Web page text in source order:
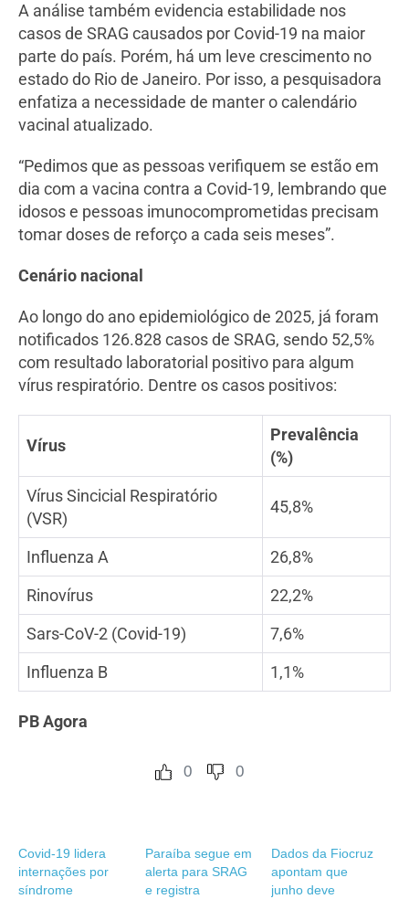
A análise também evidencia estabilidade nos
casos de SRAG causados por Covid-19 na maior
parte do país. Porém, há um leve crescimento no
estado do Rio de Janeiro. Por isso, a pesquisadora
enfatiza a necessidade de manter o calendário
vacinal atualizado.
“Pedimos que as pessoas verifiquem se estão em
dia com a vacina contra a Covid-19, lembrando que
idosos e pessoas imunocomprometidas precisam
tomar doses de reforço a cada seis meses”.
Cenário nacional
Ao longo do ano epidemiológico de 2025, já foram
notificados 126.828 casos de SRAG, sendo 52,5%
com resultado laboratorial positivo para algum
vírus respiratório. Dentre os casos positivos:
Vírus
Prevalência
(%)
Vírus Sincicial Respiratório
(VSR)
45,8%
Influenza A
26,8%
Rinovírus
22,2%
Sars-CoV-2 (Covid-19)
7,6%
Influenza B
1,1%
PB Agora
0 0
Covid-19 lidera
internações por
síndrome
Paraíba segue em
alerta para SRAG
e registra
Dados da Fiocruz
apontam que
junho deve